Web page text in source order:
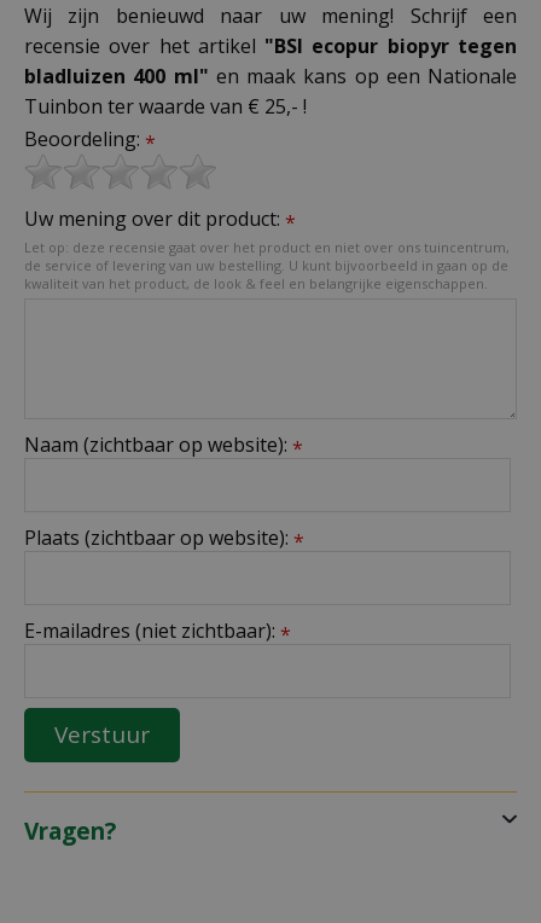
Wij zijn benieuwd naar uw mening! Schrijf een
recensie over het artikel "BSI ecopur biopyr tegen
bladluizen 400 ml" en maak kans op een Nationale
Tuinbon ter waarde van € 25,- !
Beoordeling: *
Uw mening over dit product: *
Let op: deze recensie gaat over het product en niet over ons tuincentrum,
de service of levering van uw bestelling. U kunt bijvoorbeeld in gaan op de
kwaliteit van het product, de look & feel en belangrijke eigenschappen.
Naam (zichtbaar op website): *
Plaats (zichtbaar op website): *
E-mailadres (niet zichtbaar): *
Vragen?